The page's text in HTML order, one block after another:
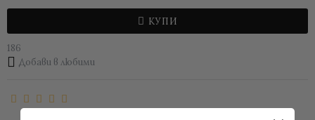
КУПИ
186
Добави в любими